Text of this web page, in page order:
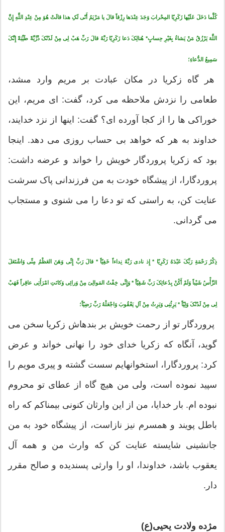
کُلَّما دَخَلَ عَلَیْها زَکَرِیّا المِحْرابَ وَجَدَ عِنْدَها رِزْقاً قالَ یا مَرْیَمُ أَنّى لَکِ هذا قالَتْ هُوَ مِنْ عِنْدِ اللَّهِ إِنَّ
اللَّهَ یَرْزُقُ مَنْ یَشاءُ بِغَیْرِ حِسابٍ* هُنالِکَ دَعا زَکَرِیّا رَبَّهُ قالَ رَبِّ هَبْ لِى مِنْ لَدُنْکَ ذُرِّیَّةً طَیِّبَةً إِنَّکَ
سَمِیعُ الدُّعاءِ؛
هر گاه زکریا در مکان عبادت بر مریم وارد مى‏شد،
طعامى را نزدش ملاحظه مى ‏کرد، گفت: اى‏ مریم، این
خوراکى‏ ها را از کجا آورده ‏اى؟ گفت: اینها از نزد خدایند،
خداوند به هر که خواهد بى‏ حساب روزى مى‏ دهد. اینجا
بود که زکریا پروردگار خویش را خواند و عرضه داشت:
پروردگارا، از پیشگاه خودت به من فرزندانى پاک سرشت
عنایت کن، به راستى که تو دعا را مى‏ شنوى و مستجاب
مى‏ گردانى.
ذِکْرُ رَحْمَةِ رَبِّکَ عَبْدَهُ زَکَرِیّا * إِذ نادى‏ رَبَّهُ نِداءاً خَفِیّاً * قالَ رَبِّ إِنِّى وَهَنَ العَظْمُ مِنِّى وَاشْتَعَلَ
الرَّأْسُ شَیْباً وَلَمْ أَکُنْ بِدُعائِکَ رَبِّ شَقِیّاً * وَإِنِّى خِفْتُ المَوالِىَ مِنْ وَرائِى وَکانَتِ امْرَأَتِى عاقِراً فَهَبْ
لِى مِنْ لَدُنْکَ وَلِیّاً * یَرِثُنِى وَیَرِثُ مِنْ آلِ یَعْقُوبَ وَاجْعَلْهُ رَبِّ رَضِیّاً؛
پروردگار تو از رحمت خویش بر بنده‏اش زکریا سخن مى‏
گوید، آن‏گاه که زکریا خداى خود را نهانى خواند و عرض
کرد: پروردگارا، استخوان‏هایم سست گشته و پیرى مویم را
سپید نموده است، ولى من هیچ گاه از عطاى تو محروم
نبوده‏ ام. بار خدایا، من از این وارثان کنونى بیمناکم که راه
باطل پویند و همسرم نیز نازاست، از پیشگاه خود به من
جانشینى شایسته عنایت کن که وارث من و همه آل
یعقوب باشد، خداوندا، او را وارثى پسندیده و صالح مقرر
دار.
مژده ولادت یحیى(ع)